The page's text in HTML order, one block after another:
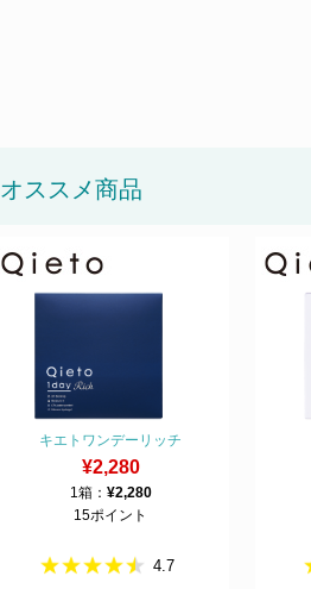
オススメ商品
キエトワンデーリッチ
¥2,280
1箱： ¥2,280
15ポイント
4.7